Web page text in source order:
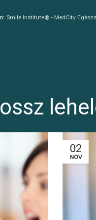
Smile Institute® - MedCity
02
NOV